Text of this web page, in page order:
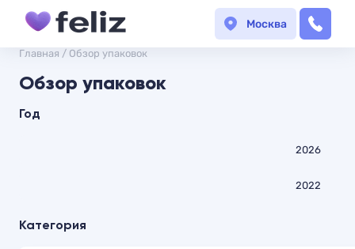
Москва
Главная / Обзор упаковок
Обзор упаковок
Год
2026
2022
Категория